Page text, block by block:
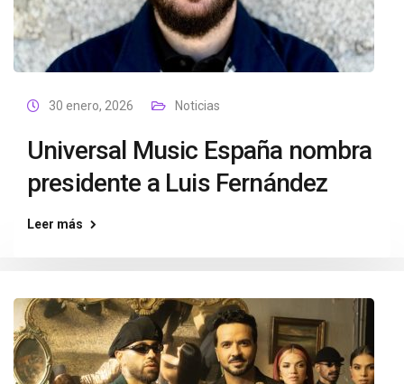
30 enero, 2026 Noticias
Universal Music España nombra
presidente a Luis Fernández
Leer más